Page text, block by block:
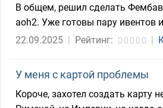
В общем, решил сделать
aoh2. Уже готовы пару ивентов
22.09.2025
Рейтинг:
У меня с картой проблемы
Короче, захотел создать карту